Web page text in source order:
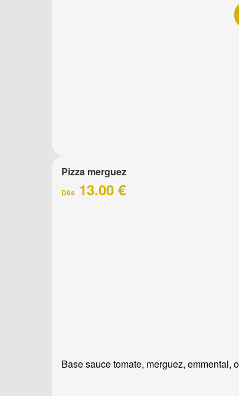
Pizza merguez
Dès 13.00 €
Base sauce tomate, merguez, emmental,